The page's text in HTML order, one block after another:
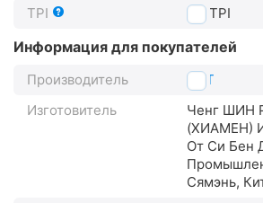
TPI
27 TPI
Информация для покупателей
Производитель
CST
Изготовитель
Ченг ШИН
(XИАМЕН)
От Си Бен
Сямэнь,